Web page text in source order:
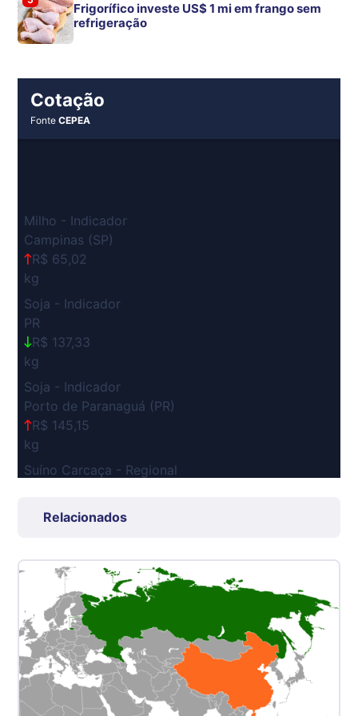
Frigorífico investe US$ 1 mi em frango sem
refrigeração
Cotação
FonteCEPEA
Milho - Indicador
Campinas (SP)
R$ 65,02
kg
Soja - Indicador
PR
R$ 137,33
kg
Soja - Indicador
Porto de Paranaguá (PR)
R$ 145,15
kg
Suíno Carcaça - Regional
R$ 7,53
SP
R$ 5,06
kg
Suíno - Estadual
MG
R$ 5,04
kg
Relacionados